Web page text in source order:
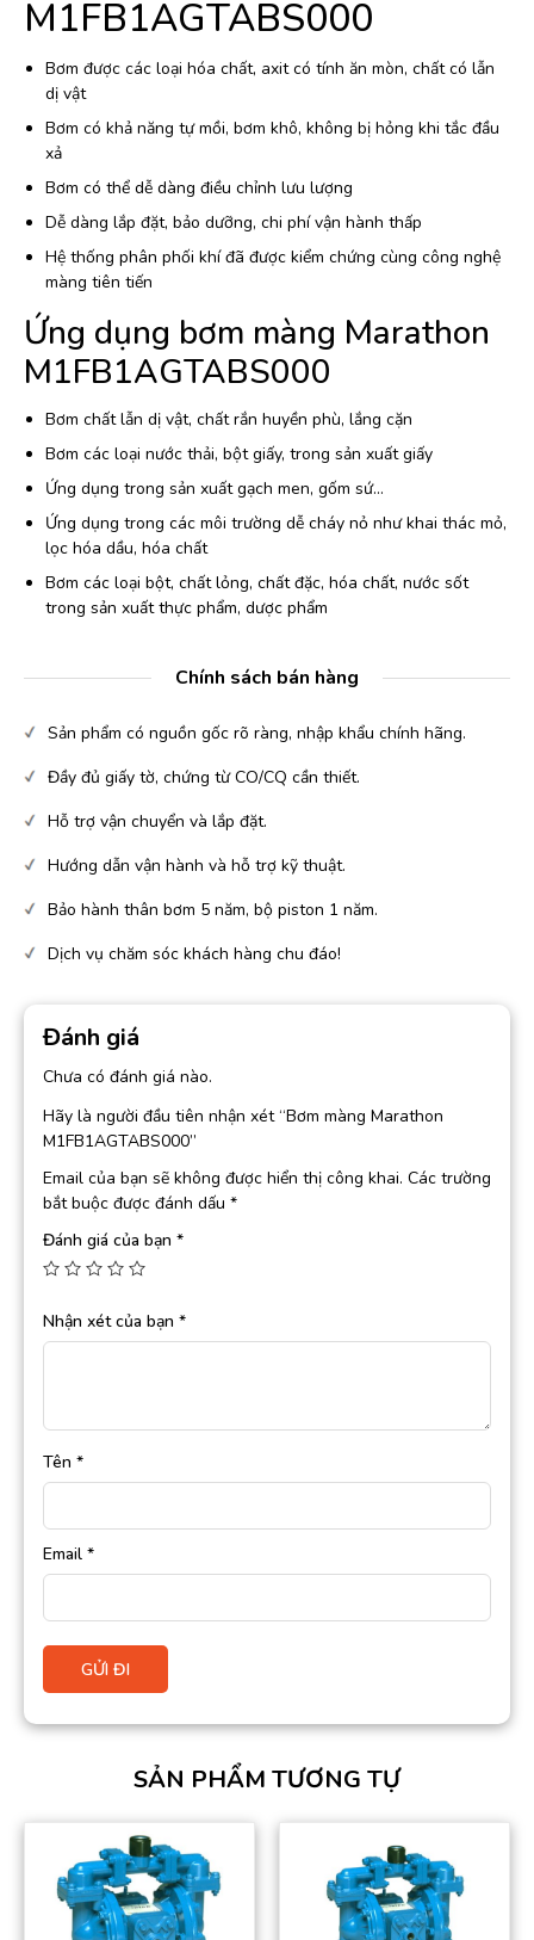
M1FB1AGTABS000
Bơm được các loại hóa chất, axit có tính ăn mòn, chất có lẫn
dị vật
Bơm có khả năng tự mồi, bơm khô, không bị hỏng khi tắc đầu
xả
Bơm có thể dễ dàng điều chỉnh lưu lượng
Dễ dàng lắp đặt, bảo dưỡng, chi phí vận hành thấp
Hệ thống phân phối khí đã được kiểm chứng cùng công nghệ
màng tiên tiến
Ứng dụng bơm màng Marathon
M1FB1AGTABS000
Bơm chất lẫn dị vật, chất rắn huyền phù, lắng cặn
Bơm các loại nước thải, bột giấy, trong sản xuất giấy
Ứng dụng trong sản xuất gạch men, gốm sứ…
Ứng dụng trong các môi trường dễ cháy nỏ như khai thác mỏ,
lọc hóa dầu, hóa chất
Bơm các loại bột, chất lỏng, chất đặc, hóa chất, nước sốt
trong sản xuất thực phẩm, dược phẩm
Chính sách bán hàng
Sản phẩm có nguồn gốc rõ ràng, nhập khẩu chính hãng.
Đầy đủ giấy tờ, chứng từ CO/CQ cần thiết.
Hỗ trợ vận chuyển và lắp đặt.
Hướng dẫn vận hành và hỗ trợ kỹ thuật.
Bảo hành thân bơm 5 năm, bộ piston 1 năm.
Dịch vụ chăm sóc khách hàng chu đáo!
Đánh giá
Chưa có đánh giá nào.
Hãy là người đầu tiên nhận xét “Bơm màng Marathon
M1FB1AGTABS000”
Email của bạn sẽ không được hiển thị công khai. Các trường
bắt buộc được đánh dấu *
Đánh giá của bạn *
Nhận xét của bạn *
Tên *
Email *
SẢN PHẨM TƯƠNG TỰ